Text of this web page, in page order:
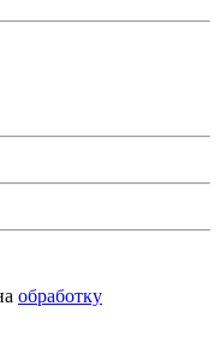
обработку